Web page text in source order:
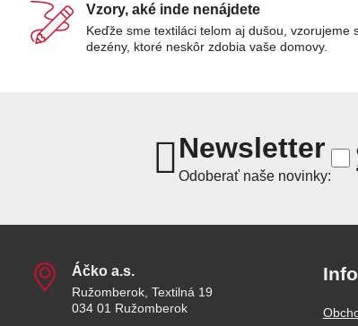
Vzory, aké inde nenájdete
Keďže sme textiláci telom aj dušou, vzorujeme
dezény, ktoré neskôr zdobia vaše domovy.
Newsletter
Odoberať naše novinky:
Áčko a​.s​.
Ružomberok, Textilná 19
034 01 Ružomberok